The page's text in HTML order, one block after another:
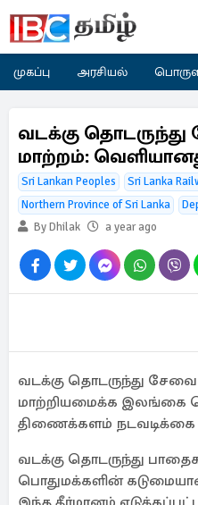
முகப்பு அரசியல்
வடக்கு
மாற்றம்:
Sri Lankan Peoples
Sri Lanka
Northern Province of Sri Lanka
By Dhilak
a year ago
வடக்கு தொடருந்து
மாற்றியமைக்க இலங்கை
திணைக்களம் நடவடிக்கை
வடக்கு தொடருந்து
பொதுமக்களின்